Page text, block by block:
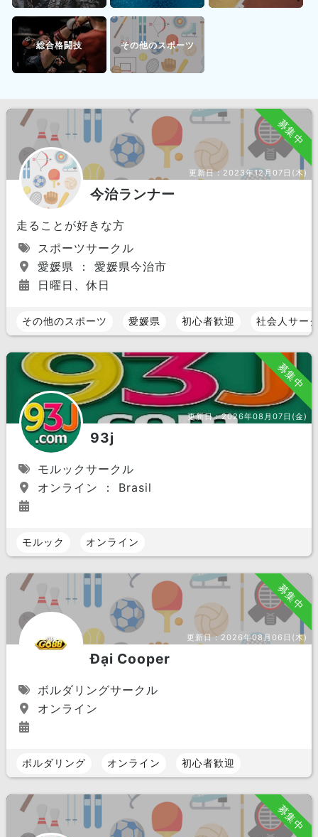
総合格闘技 その他のスポーツ
募集中
更新日： 2023年12月07日(木)
今治ランナー
走ることが好きな方
スポーツサークル
愛媛県 ： 愛媛県今治市
日曜日、休日
その他のスポーツ 愛媛県 初心者歓迎 社会人サー
募集中
更新日：2026年08月07日(金)
93j
モルックサークル
オンライン ： Brasil
モルック オンライン
募集中
更新日：2026年08月06日(木)
Đại Cooper
ボルダリングサークル
オンライン
ボルダリング オンライン 初心者歓迎
募集中